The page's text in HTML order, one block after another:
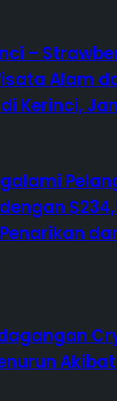
–
Alam
Kerinci,